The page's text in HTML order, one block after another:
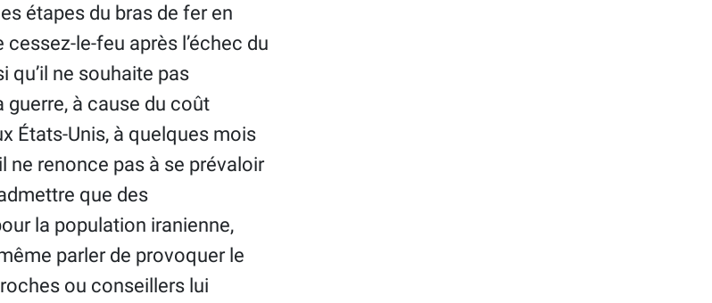
étapes du bras de fer en
le-feu après l’échec du
qu’il ne souhaite pas
guerre, à cause du coût
États-Unis, à quelques mois
ne renonce pas à se prévaloir
que des
la population iranienne,
parler de provoquer le
ou conseillers lui